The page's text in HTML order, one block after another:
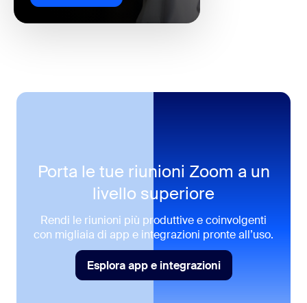
Porta le tue riunioni Zoom a un
livello superiore
Rendi le riunioni più produttive e coinvolgenti
con migliaia di app e integrazioni pronte all’uso.
Esplora app e integrazioni
Esplora app e integrazioni